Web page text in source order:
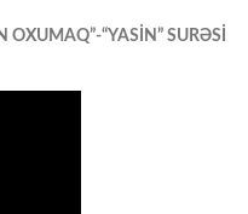
“YASİN” SURƏSİ